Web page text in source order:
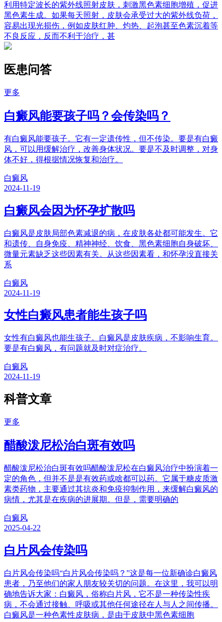
利用特定波长的紫外线照射皮肤，刺激黑色素细胞增殖，促进
黑色素生成。如果每天照射，皮肤会承受过大的紫外线负荷，
容易出现光损伤，例如皮肤红肿、灼热、起泡甚至色素沉着等
不良反应，反而不利于治疗，甚
医患问答
更多
白癜风能要孩子吗？会传染吗？
有白癜风能要孩子。它有一定遗传性，但不传染。要是有白癜
风，可以用缓解治疗，改善身体状况。要是不及时调整，对身
体不好，得根据情况恢复和治疗。
白癜风
2024-11-19
白癜风会因为怀孕扩散吗
白癜风是皮肤局部色素减退的病，在皮肤各处都可能发生。它
和遗传、自身免疫、精神神经、饮食、黑色素细胞自身破坏、
微量元素缺乏这些因素有关。从这些因素看，和怀孕没直接关
系
白癜风
2024-11-19
女性白癜风患者能生孩子吗
女性有白癜风也能生孩子。白癜风是皮肤疾病，不影响生育。
要是有白癜风，有问题就及时对症治疗。
白癜风
2024-11-19
科普文章
更多
醋酸泼尼松治白斑有效吗
醋酸泼尼松治白斑有效吗醋酸泼尼松在白癜风治疗中扮演着一
定的角色，但并不是是有效药或啥都可以药。它属于糖皮质激
素类药物，主要通过其抗炎和免疫抑制作用，来缓解白癜风的
病情，尤其是在疾病的进展期。但是，需要明确的
白癜风
2025-04-22
白片风会传染吗
白片风会传染吗“白片风会传染吗？”这是每一位新确诊白癜风
患者，乃至他们的家人朋友较关切的问题。在这里，我可以明
确地告诉大家：白癜风，俗称白片风，它不是一种传染性疾
病，不会通过接触、呼吸或其他任何途径在人与人之间传播。
白癜风是一种色素性皮肤病，是由于皮肤中黑色素细胞